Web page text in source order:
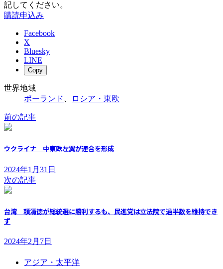
記してください。
購読申込み
Facebook
X
Bluesky
LINE
Copy
世界地域
ポーランド
ロシア・東欧
前の記事
ウクライナ 中東欧左翼が連合を形成
2024年1月31日
次の記事
台湾 頼清徳が総統選に勝利するも、民進党は立法院で過半数を維持でき
ず
2024年2月7日
アジア・太平洋